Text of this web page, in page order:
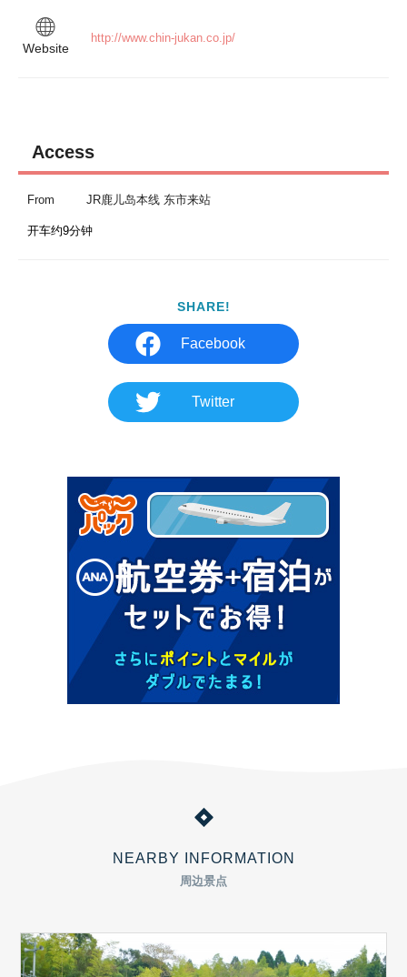
Website
http://www.chin-jukan.co.jp/
Access
From JR鹿儿岛本线 东市来站
开车约9分钟
SHARE!
Facebook
Twitter
NEARBY INFORMATION
周边景点